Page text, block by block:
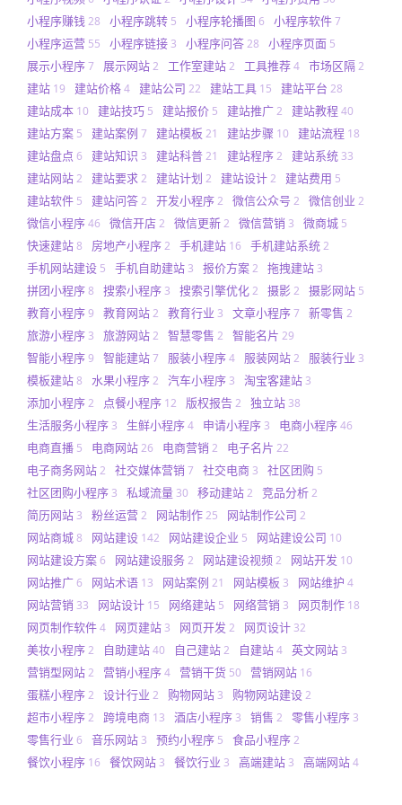
小程序赚钱28 小程序跳转 5 小程序轮播图 6 小程序软件7
小程序运营 55 小程序链接 3 小程序问答28 小程序页面 5
展示小程序7 展示网站2 工作室建站2 工具推荐4 市场区隔2
建站 19 建站价格4 建站公司 22 建站工具 15 建站平台 28
建站成本 10 建站技巧 5 建站报价 5 建站推广2 建站教程40
建站方案 5 建站案例 7 建站模板 21 建站步骤 10 建站流程 18
建站盘点 6 建站知识 3 建站科普21 建站程序2 建站系统 33
建站网站2 建站要求2 建站计划 2 建站设计2 建站费用 5
建站软件 5 建站问答2 开发小程序2 微信公众号 2 微信创业 2
微信小程序46 微信开店2 微信更新2 微信营销 3 微商城 5
快速建站8 房地产小程序2 手机建站 16 手机建站系统2
手机网站建设 5 手机自助建站 3 报价方案2 拖拽建站 3
拼团小程序8 搜索小程序 3 搜索引擎优化2 摄影2 摄影网站 5
教育小程序9 教育网站2 教育行业 3 文章小程序7 新零售 2
旅游小程序 3 旅游网站2 智慧零售 2 智能名片 29
智能小程序9 智能建站7 服装小程序4 服装网站2 服装行业 3
模板建站8 水果小程序2 汽车小程序 3 淘宝客建站 3
添加小程序2 点餐小程序 12 版权报告2 独立站 38
生活服务小程序 3 生鲜小程序4 申请小程序 3 电商小程序46
电商直播 5 电商网站26 电商营销 2 电子名片 22
电子商务网站2 社交媒体营销 7 社交电商 3 社区团购 5
社区团购小程序 3 私域流量 30 移动建站2 竞品分析2
简历网站 3 粉丝运营2 网站制作25 网站制作公司 2
网站商城8 网站建设 142 网站建设企业 5 网站建设公司 10
网站建设方案6 网站建设服务2 网站建设视频2 网站开发 10
网站推广6 网站术语 13 网站案例 21 网站模板 3 网站维护 4
网站营销 33 网站设计 15 网络建站 5 网络营销 3 网页制作 18
网页制作软件4 网页建站 3 网页开发 2 网页设计 32
美妆小程序2 自助建站40 自己建站2 自建站4 英文网站 3
营销型网站2 营销小程序4 营销干货 50 营销网站 16
蛋糕小程序2 设计行业 2 购物网站 3 购物网站建设2
超市小程序2 跨境电商 13 酒店小程序 3 销售 2 零售小程序 3
零售行业 6 音乐网站 3 预约小程序 5 食品小程序2
餐饮小程序 16 餐饮网站 3 餐饮行业 3 高端建站 3 高端网站4